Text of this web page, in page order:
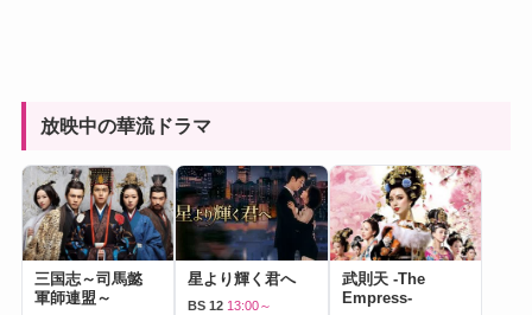
放映中の華流ドラマ
三国志～司馬懿
軍師連盟～
星より輝く君へ
BS 12 13:00～
武則天 -The
Empress-